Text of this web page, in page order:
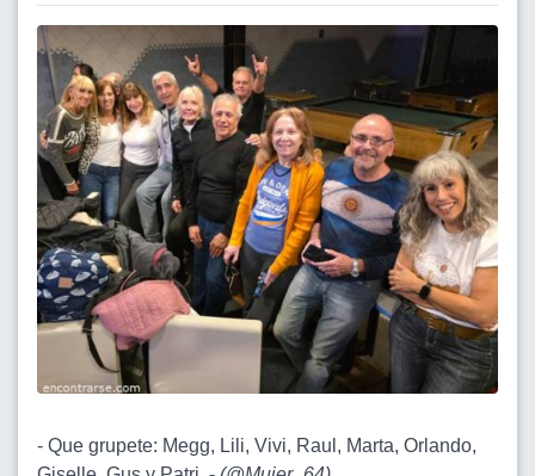
- Que grupete: Megg, Lili, Vivi, Raul, Marta, Orlando,